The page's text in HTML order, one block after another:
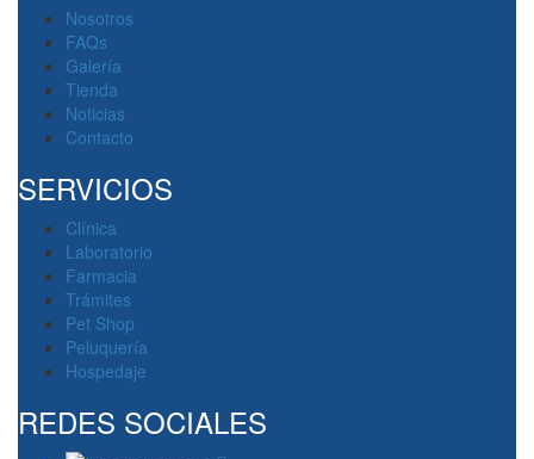
Nosotros
FAQs
Galería
Tienda
Noticias
Contacto
SERVICIOS
Clínica
Laboratorio
Farmacia
Trámites
Pet Shop
Peluquería
Hospedaje
REDES SOCIALES